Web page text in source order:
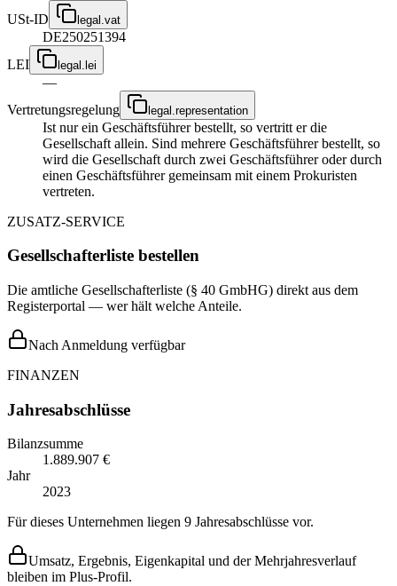
USt-ID legal.vat
DE250251394
LEI
legal.lei
—
Vertretungsregelung
legal.representation
Ist nur ein Geschäftsführer bestellt, so vertritt er die
Gesellschaft allein. Sind mehrere Geschäftsführer bestellt, so
wird die Gesellschaft durch zwei Geschäftsführer oder durch
einen Geschäftsführer gemeinsam mit einem Prokuristen
vertreten.
ZUSATZ-SERVICE
Gesellschafterliste bestellen
Die amtliche Gesellschafterliste (§ 40 GmbHG) direkt aus dem
Registerportal — wer hält welche Anteile.
Nach Anmeldung verfügbar
FINANZEN
Jahresabschlüsse
Bilanzsumme
1.889.907 €
Jahr
2023
Für dieses Unternehmen liegen 9 Jahresabschlüsse vor.
Umsatz, Ergebnis, Eigenkapital und der Mehrjahresverlauf
bleiben im Plus-Profil.